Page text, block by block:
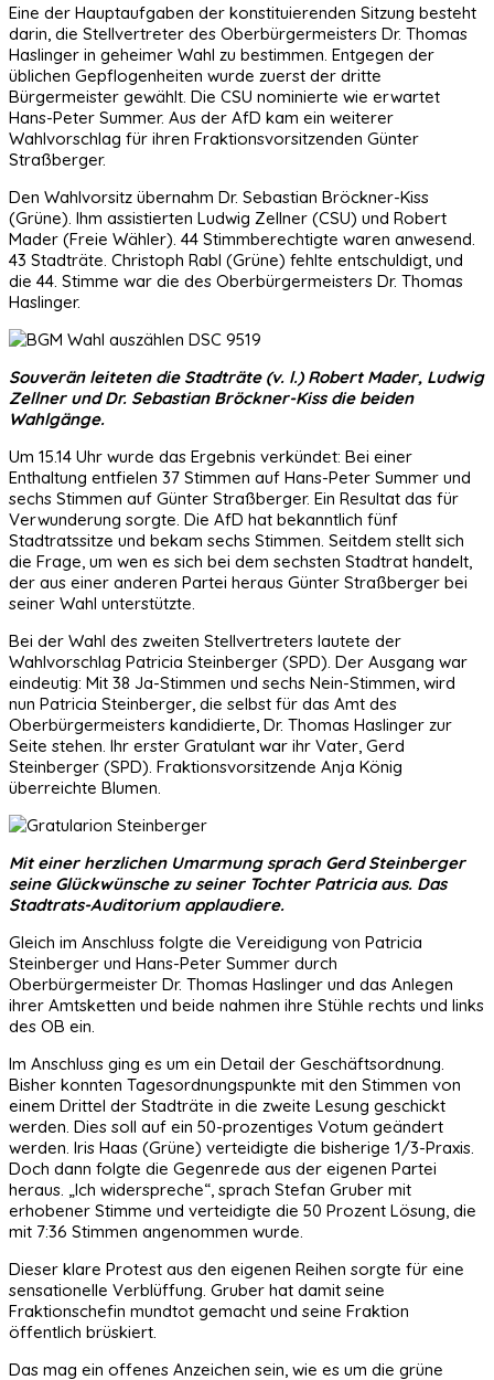
Eine der Hauptaufgaben der konstituierenden Sitzung besteht
darin, die Stellvertreter des Oberbürgermeisters Dr. Thomas
Haslinger in geheimer Wahl zu bestimmen. Entgegen der
üblichen Gepflogenheiten wurde zuerst der dritte
Bürgermeister gewählt. Die CSU nominierte wie erwartet
Hans-Peter Summer. Aus der AfD kam ein weiterer
Wahlvorschlag für ihren Fraktionsvorsitzenden Günter
Straßberger.
Den Wahlvorsitz übernahm Dr. Sebastian Bröckner-Kiss
(Grüne). Ihm assistierten Ludwig Zellner (CSU) und Robert
Mader (Freie Wähler). 44 Stimmberechtigte waren anwesend.
43 Stadträte. Christoph Rabl (Grüne) fehlte entschuldigt, und
die 44. Stimme war die des Oberbürgermeisters Dr. Thomas
Haslinger.
Souverän leiteten die Stadträte (v. l.) Robert Mader, Ludwig
Zellner und Dr. Sebastian Bröckner-Kiss die beiden
Wahlgänge.
Um 15.14 Uhr wurde das Ergebnis verkündet: Bei einer
Enthaltung entfielen 37 Stimmen auf Hans-Peter Summer und
sechs Stimmen auf Günter Straßberger. Ein Resultat das für
Verwunderung sorgte. Die AfD hat bekanntlich fünf
Stadtratssitze und bekam sechs Stimmen. Seitdem stellt sich
die Frage, um wen es sich bei dem sechsten Stadtrat handelt,
der aus einer anderen Partei heraus Günter Straßberger bei
seiner Wahl unterstützte.
Bei der Wahl des zweiten Stellvertreters lautete der
Wahlvorschlag Patricia Steinberger (SPD). Der Ausgang war
eindeutig: Mit 38 Ja-Stimmen und sechs Nein-Stimmen, wird
nun Patricia Steinberger, die selbst für das Amt des
Oberbürgermeisters kandidierte, Dr. Thomas Haslinger zur
Seite stehen. Ihr erster Gratulant war ihr Vater, Gerd
Steinberger (SPD). Fraktionsvorsitzende Anja König
überreichte Blumen.
Mit einer herzlichen Umarmung sprach Gerd Steinberger
seine Glückwünsche zu seiner Tochter Patricia aus. Das
Stadtrats-Auditorium applaudiere.
Gleich im Anschluss folgte die Vereidigung von Patricia
Steinberger und Hans-Peter Summer durch
Oberbürgermeister Dr. Thomas Haslinger und das Anlegen
ihrer Amtsketten und beide nahmen ihre Stühle rechts und links
des OB ein.
Im Anschluss ging es um ein Detail der Geschäftsordnung.
Bisher konnten Tagesordnungspunkte mit den Stimmen von
einem Drittel der Stadträte in die zweite Lesung geschickt
werden. Dies soll auf ein 50-prozentiges Votum geändert
werden. Iris Haas (Grüne) verteidigte die bisherige 1/3-Praxis.
Doch dann folgte die Gegenrede aus der eigenen Partei
heraus. „Ich widerspreche“, sprach Stefan Gruber mit
erhobener Stimme und verteidigte die 50 Prozent Lösung, die
mit 7:36 Stimmen angenommen wurde.
Dieser klare Protest aus den eigenen Reihen sorgte für eine
sensationelle Verblüffung. Gruber hat damit seine
Fraktionschefin mundtot gemacht und seine Fraktion
öffentlich brüskiert.
Das mag ein offenes Anzeichen sein, wie es um die grüne